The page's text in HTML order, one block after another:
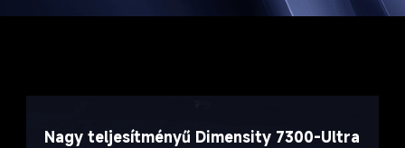
Nagy teljesítményű Dimensity 7300-Ultra